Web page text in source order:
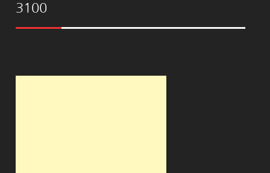
3100